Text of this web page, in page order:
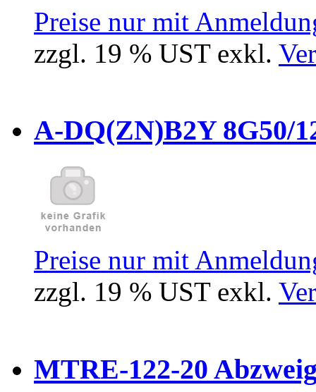
Preise nur mit
zzgl. 19 % UST exkl.
A-DQ(ZN)B2Y 8G50/
Preise nur mit
zzgl. 19 % UST exkl.
MTRE-122-20